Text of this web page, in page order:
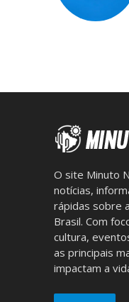
O site Minuto
notícias,
rápidas sobre
Brasil. Com
cultura,
as principais
impactam a